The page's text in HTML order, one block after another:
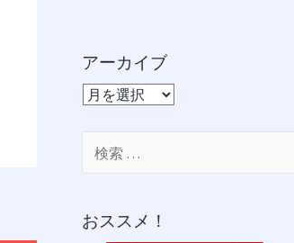
アーカイブ
ア
索:
おススメ！